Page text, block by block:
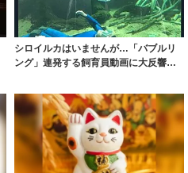
シロイルカはいませんが…「バブルリ
ング」連発する飼育員動画に大反響